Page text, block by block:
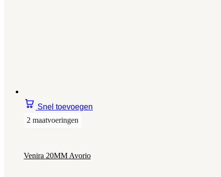
Snel toevoegen
2 maatvoeringen
Venira 20MM Avorio